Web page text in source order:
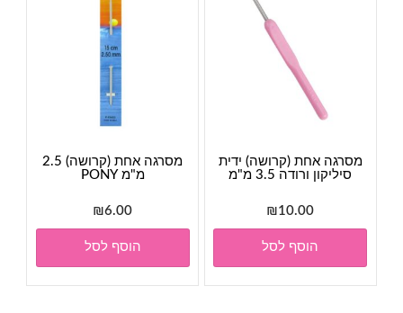
מסרגה אחת (קרושה) ידית
סיליקון ורודה 3.5 מ"מ
₪10.00
הוסף לסל
מסרגה אחת (קרושה) 2.5
מ"מ PONY
₪6.00
הוסף לסל